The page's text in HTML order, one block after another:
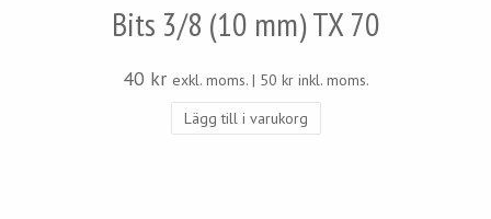
Bits 3/8 (10 mm) TX 70
40 kr exkl. moms. | 50 krinkl. moms.
Lägg till i varukorg